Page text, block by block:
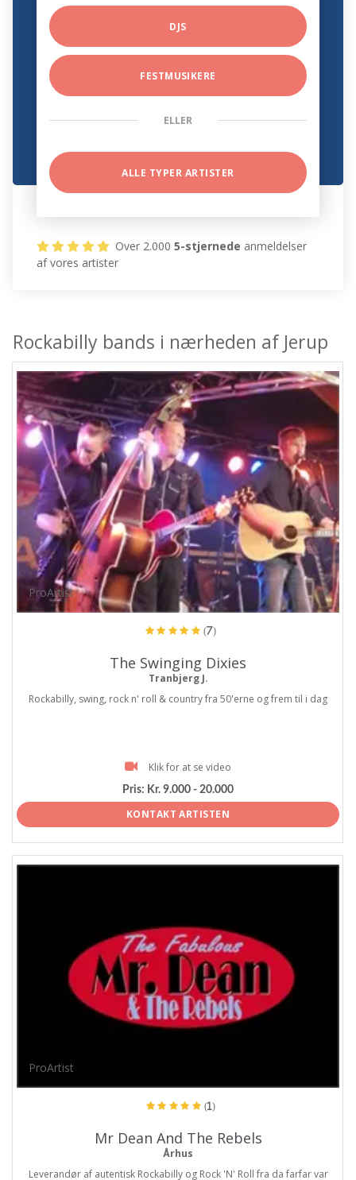
DJS
FESTMUSIKERE
ELLER
ALLE TYPER ARTISTER
Over 2.0005-stjernede anmeldelser
af vores artister
Rockabilly bands i nærheden af Jerup
ProArtist
(7)
The Swinging Dixies
Tranbjerg J.
Rockabilly, swing, rock n' roll & country fra 50'erne og frem til i dag
Klik for at se video
Pris: Kr. 9.000 - 20.000
KONTAKT ARTISTEN
ProArtist
(1)
Mr Dean And The Rebels
Århus
Leverandør af autentisk Rockabilly og Rock 'N' Roll fra da farfar var